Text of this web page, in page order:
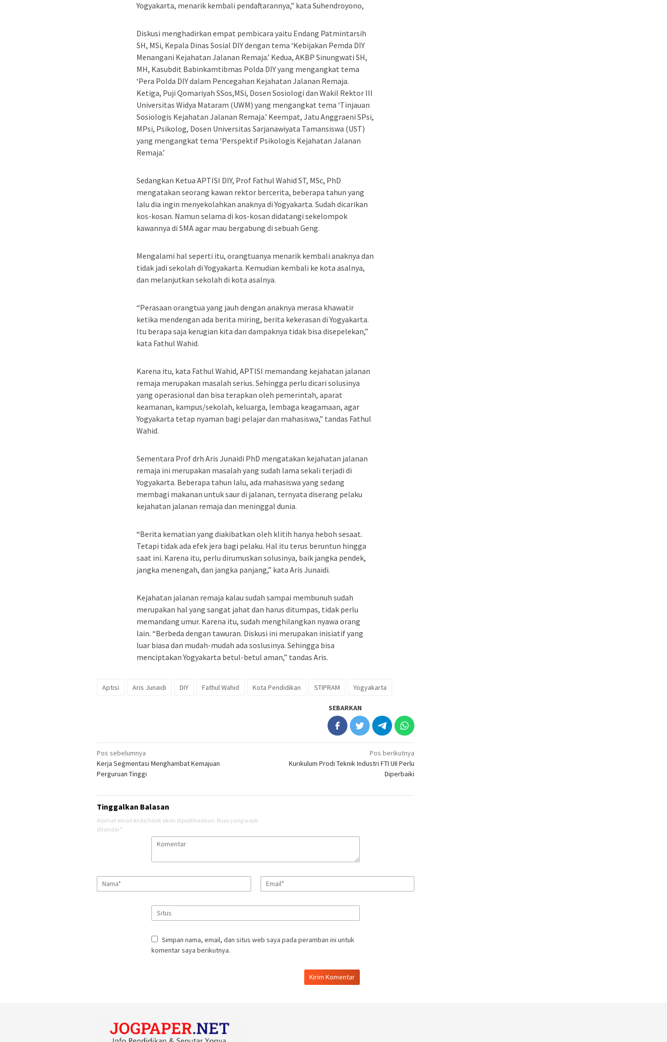
Yogyakarta, menarik kembali pendaftarannya,” kata Suhendroyono,
Diskusi menghadirkan empat pembicara yaitu Endang Patmintarsih
SH, MSi, Kepala Dinas Sosial DIY dengan tema ‘Kebijakan Pemda DIY
Menangani Kejahatan Jalanan Remaja.’ Kedua, AKBP Sinungwati SH,
MH, Kasubdit Babinkamtibmas Polda DIY yang mengangkat tema
‘Pera Polda DIY dalam Pencegahan Kejahatan Jalanan Remaja.
Ketiga, Puji Qomariyah SSos,MSi, Dosen Sosiologi dan Wakil Rektor III
Universitas Widya Mataram (UWM) yang mengangkat tema ‘Tinjauan
Sosiologis Kejahatan Jalanan Remaja.’ Keempat, Jatu Anggraeni SPsi,
MPsi, Psikolog, Dosen Universitas Sarjanawiyata Tamansiswa (UST)
yang mengangkat tema ‘Perspektif Psikologis Kejahatan Jalanan
Remaja.’
Sedangkan Ketua APTISI DIY, Prof Fathul Wahid ST, MSc, PhD
mengatakan seorang kawan rektor bercerita, beberapa tahun yang
lalu dia ingin menyekolahkan anaknya di Yogyakarta. Sudah dicarikan
kos-kosan. Namun selama di kos-kosan didatangi sekelompok
kawannya di SMA agar mau bergabung di sebuah Geng.
Mengalami hal seperti itu, orangtuanya menarik kembali anaknya dan
tidak jadi sekolah di Yogyakarta. Kemudian kembali ke kota asalnya,
dan melanjutkan sekolah di kota asalnya.
“Perasaan orangtua yang jauh dengan anaknya merasa khawatir
ketika mendengan ada berita miring, berita kekerasan di Yogyakarta.
Itu berapa saja kerugian kita dan dampaknya tidak bisa disepelekan,”
kata Fathul Wahid.
Karena itu, kata Fathul Wahid, APTISI memandang kejahatan jalanan
remaja merupakan masalah serius. Sehingga perlu dicari solusinya
yang operasional dan bisa terapkan oleh pemerintah, aparat
keamanan, kampus/sekolah, keluarga, lembaga keagamaan, agar
Yogyakarta tetap nyaman bagi pelajar dan mahasiswa,” tandas Fathul
Wahid.
Sementara Prof drh Aris Junaidi PhD mengatakan kejahatan jalanan
remaja ini merupakan masalah yang sudah lama sekali terjadi di
Yogyakarta. Beberapa tahun lalu, ada mahasiswa yang sedang
membagi makanan untuk saur di jalanan, ternyata diserang pelaku
kejahatan jalanan remaja dan meninggal dunia.
“Berita kematian yang diakibatkan oleh klitih hanya heboh sesaat.
Tetapi tidak ada efek jera bagi pelaku. Hal itu terus beruntun hingga
saat ini. Karena itu, perlu dirumuskan solusinya, baik jangka pendek,
jangka menengah, dan jangka panjang,” kata Aris Junaidi.
Kejahatan jalanan remaja kalau sudah sampai membunuh sudah
merupakan hal yang sangat jahat dan harus ditumpas, tidak perlu
memandang umur. Karena itu, sudah menghilangkan nyawa orang
lain. “Berbeda dengan tawuran. Diskusi ini merupakan inisiatif yang
luar biasa dan mudah-mudah ada soslusinya. Sehingga bisa
menciptakan Yogyakarta betul-betul aman,” tandas Aris.
Aptisi Aris Junaidi DIY Fathul Wahid Kota Pendidikan STIPRAM Yogyakarta
SEBARKAN
Navigasi
pos
Pos sebelumnya
Kerja Segmentasi Menghambat Kemajuan
Perguruan Tinggi
Pos berikutnya
Kurikulum Prodi Teknik Industri FTI UII Perlu
Diperbaiki
Tinggalkan Balasan
Alamat email Anda tidak akan dipublikasikan. Ruas yang wajib
ditandai *
Simpan nama, email, dan situs web saya pada peramban ini untuk
komentar saya berikutnya.